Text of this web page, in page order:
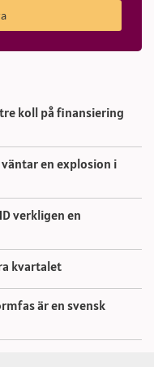
koll på finansiering
en explosion i
verkligen en
kvartalet
är en svensk